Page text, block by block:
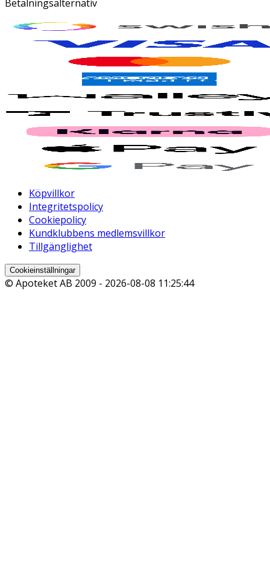
Betalningsalternativ
Köpvillkor
Integritetspolicy
Cookiepolicy
Kundklubbens medlemsvillkor
Tillgänglighet
Cookieinställningar
© Apoteket AB 2009 - 2026-08-08 11:25:44